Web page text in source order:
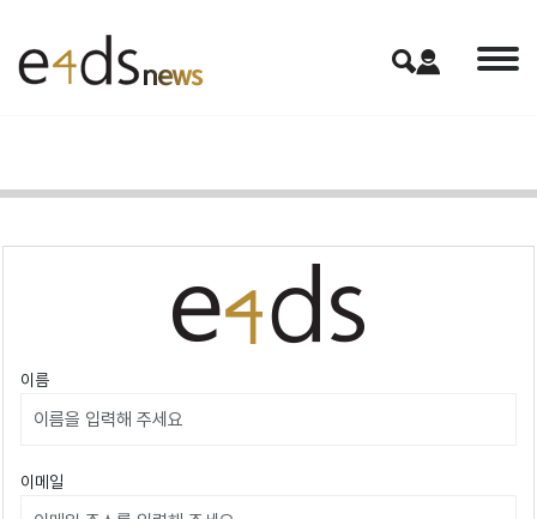
이름
이메일